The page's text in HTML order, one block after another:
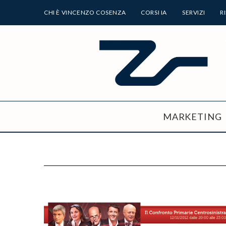
CHI È VINCENZO COSENZA CORSI IA SERVIZI
MARKETING